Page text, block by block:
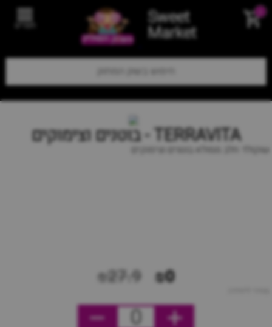
Sweet
Market תפריט
TERRAVITA - בוטנים וצימוקים
שוקולד חלב ממולא בוטנים וצימוקים
₪0
₪27.9
0